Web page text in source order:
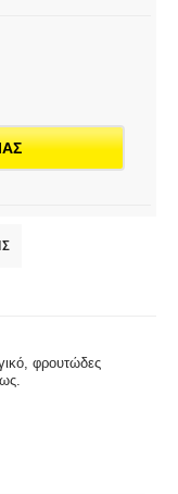
φρουτώδες